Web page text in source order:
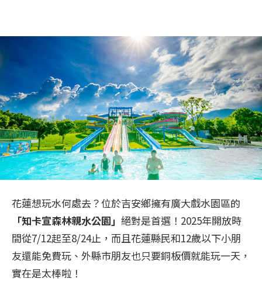
花蓮想玩水何處去？位於吉安鄉擁有廣大戲水園區的
「知卡宣森林親水公園」 絕對是首選！2025年開放時
間從7/12起至8/24止，而且花蓮縣民和12歲以下小朋
友還能免費玩、外縣市朋友也只要銅板價就能玩一天，
實在是太棒啦！